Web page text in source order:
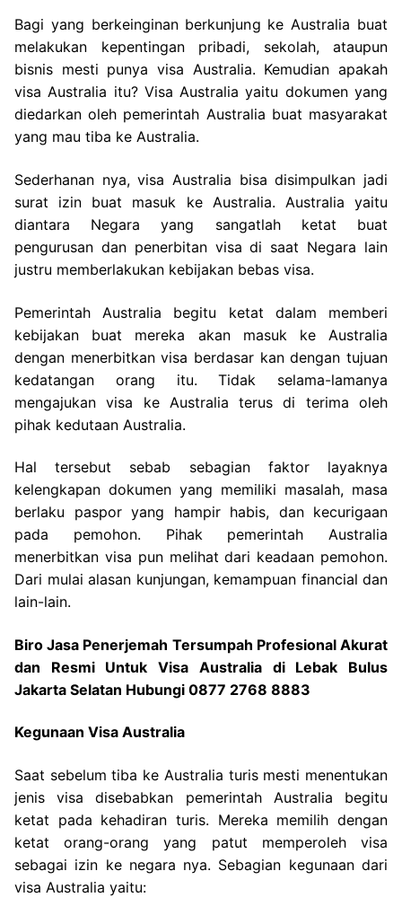
Bagi yang berkeinginan berkunjung ke Australia buat
melakukan kepentingan pribadi, sekolah, ataupun
bisnis mesti punya visa Australia. Kemudian apakah
visa Australia itu? Visa Australia yaitu dokumen yang
diedarkan oleh pemerintah Australia buat masyarakat
yang mau tiba ke Australia.
Sederhanan nya, visa Australia bisa disimpulkan jadi
surat izin buat masuk ke Australia. Australia yaitu
diantara Negara yang sangatlah ketat buat
pengurusan dan penerbitan visa di saat Negara lain
justru memberlakukan kebijakan bebas visa.
Pemerintah Australia begitu ketat dalam memberi
kebijakan buat mereka akan masuk ke Australia
dengan menerbitkan visa berdasar kan dengan tujuan
kedatangan orang itu. Tidak selama-lamanya
mengajukan visa ke Australia terus di terima oleh
pihak kedutaan Australia.
Hal tersebut sebab sebagian faktor layaknya
kelengkapan dokumen yang memiliki masalah, masa
berlaku paspor yang hampir habis, dan kecurigaan
pada pemohon. Pihak pemerintah Australia
menerbitkan visa pun melihat dari keadaan pemohon.
Dari mulai alasan kunjungan, kemampuan financial dan
lain-lain.
Biro Jasa Penerjemah Tersumpah Profesional Akurat
dan Resmi Untuk Visa Australia di Lebak Bulus
Jakarta Selatan Hubungi 0877 2768 8883
Kegunaan Visa Australia
Saat sebelum tiba ke Australia turis mesti menentukan
jenis visa disebabkan pemerintah Australia begitu
ketat pada kehadiran turis. Mereka memilih dengan
ketat orang-orang yang patut memperoleh visa
sebagai izin ke negara nya. Sebagian kegunaan dari
visa Australia yaitu: